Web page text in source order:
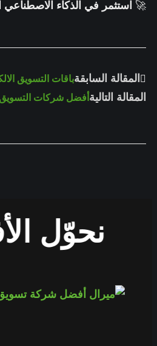
🚀 استثمر في الذكاء
المقالة السابقةباقات التسويق
المقالة التالية أفضل شركات التسويق
نحوّل